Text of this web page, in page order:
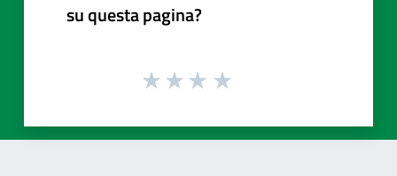
su questa pagina?